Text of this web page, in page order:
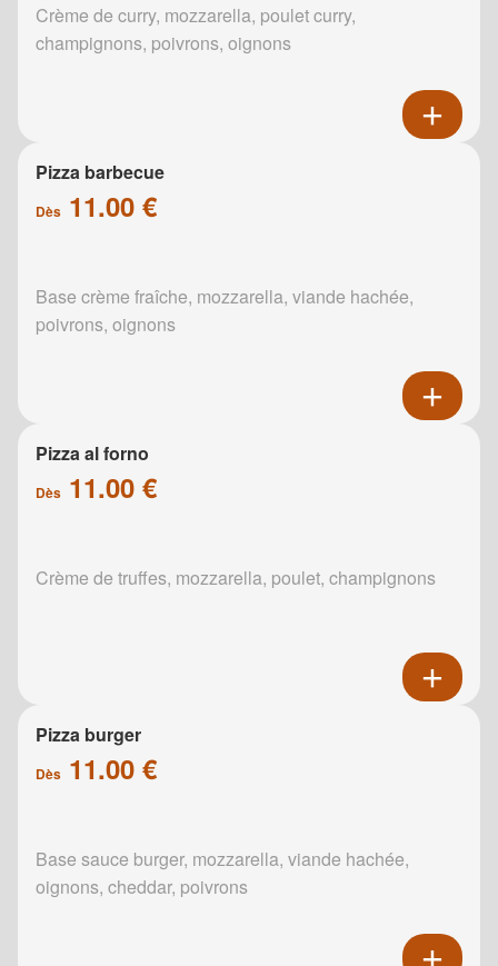
Crème de curry, mozzarella, poulet curry,
champignons, poivrons, oignons
Pizza barbecue
Dès 11.00 €
Base crème fraîche, mozzarella, viande hachée,
poivrons, oignons
Pizza al forno
Dès 11.00 €
Crème de truffes, mozzarella, poulet, champignons
Pizza burger
Dès 11.00 €
Base sauce burger, mozzarella, viande hachée,
oignons, cheddar, poivrons